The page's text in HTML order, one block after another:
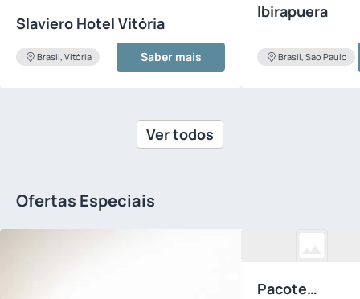
Slaviero Hotel Vitória
Brasil, Vitória Saber mais
Ibirapuera
Brasil, Sao Paulo
Ver todos
Ofertas Especiais
Pacote